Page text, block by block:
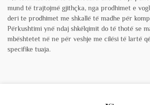
mund të trajtojmë gjithçka, nga prodhimet e
deri te prodhimet me shkallë të madhe për
Përkushtimi ynë ndaj shkëlqimit do të thotë se
mbështetet në ne për veshje me cilësi të lartë
specifike tuaja.